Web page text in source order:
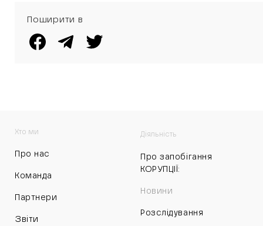
Поширити в
Хто ми
Про нас
Команда
Партнери
Звіти
Діяльність
Про запобігання
КОРУПЦІЇ:
Новини
Розслідування